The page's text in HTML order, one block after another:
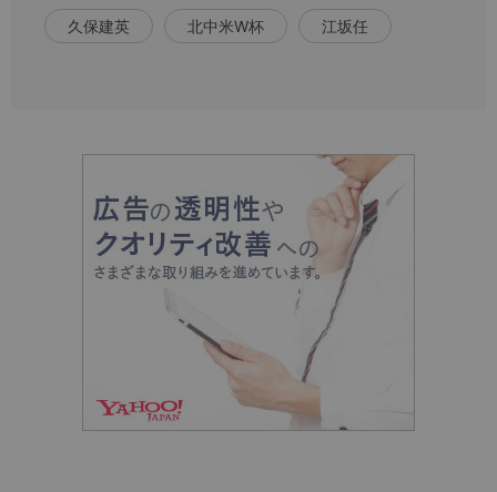
久保建英 北中米W杯 江坂任